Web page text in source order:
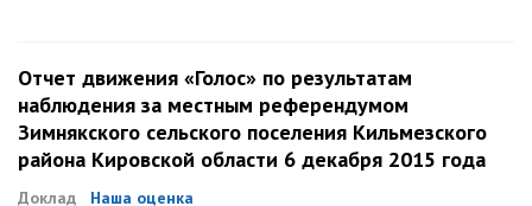
Отчет движения «Голос» по результатам
наблюдения за местным референдумом
Зимнякского сельского поселения Кильмезского
района Кировской области 6 декабря 2015 года
Доклад
Наша оценка